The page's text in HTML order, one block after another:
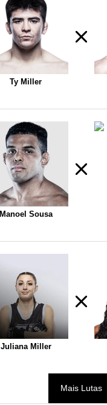
Ty Miller
Manoel Sousa
Juliana Miller
Mais Lutas